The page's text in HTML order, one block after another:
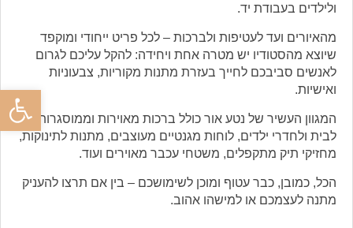
פתח
ולילדים בעבודת יד.
מהאיורים ועד לעטיפות ולברכות – לכל פריט ייחודי ומוקפד
שיוצא מהסטודיו יש מטרה אחת ויחידה: להקל עליכם לגרום
לאנשים סביבכם לחייך בעזרת מתנות מקוריות, צבעוניות
ואישיות.
המגוון העשיר של נטע אור כולל ברכות מאוירות וממוסגרות
לבית ולחדרי ילדים, לוחות מגנטיים מעוצבים, מתנות לתינוקות,
מחזיקי תיק מתקפלים, משטחי עכבר מאוירים ועוד.
הכל, כמובן, כבר עטוף ומוכן לשימושכם – בין אם תרצו להעניק
מתנה לעצמכם או למישהו אהוב.